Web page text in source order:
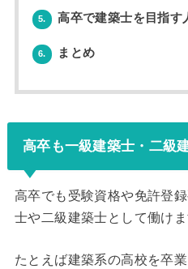
5. 高卒で建築士を目指す
6. まとめ
高卒も一級建築士・二級
高卒でも受験資格や免許登
士や二級建築士として働けま
たとえば建築系の高校を卒